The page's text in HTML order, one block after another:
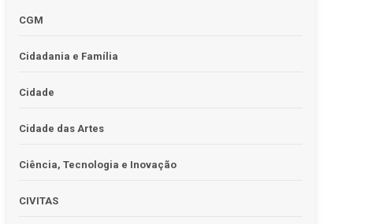
CGM
Cidadania e Família
Cidade
Cidade das Artes
Ciência, Tecnologia e Inovação
CIVITAS